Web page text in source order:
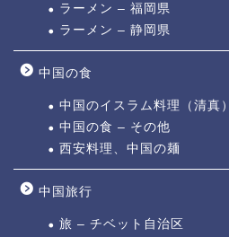
ラーメン – 福岡県
ラーメン – 静岡県
中国の食
中国のイスラム料理（清真）
中国の食 – その他
西安料理、中国の麺
中国旅行
旅 – チベット自治区